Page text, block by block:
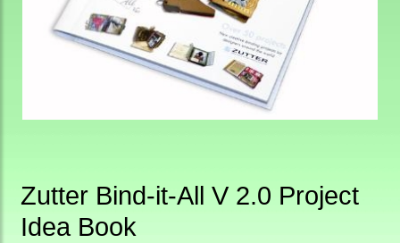
Zutter Bind-it-All V 2.0 Project
Idea Book